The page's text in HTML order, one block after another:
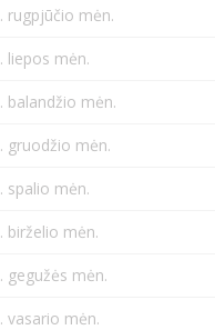
rugpjūčio mėn.
liepos mėn.
balandžio mėn.
gruodžio mėn.
spalio mėn.
birželio mėn.
gegužės mėn.
vasario mėn.